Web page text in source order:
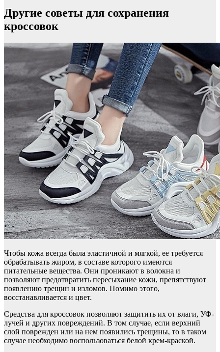
Другие советы для сохранения
кроссовок
Чтобы кожа всегда была эластичной и мягкой, ее требуется
обрабатывать жиром, в составе которого имеются
питательные вещества. Они проникают в волокна и
позволяют предотвратить пересыхание кожи, препятствуют
появлению трещин и изломов. Помимо этого,
восстанавливается и цвет.
Средства для кроссовок позволяют защитить их от влаги, УФ-
лучей и других повреждений. В том случае, если верхний
слой поврежден или на нем появились трещины, то в таком
случае необходимо воспользоваться белой крем-краской.